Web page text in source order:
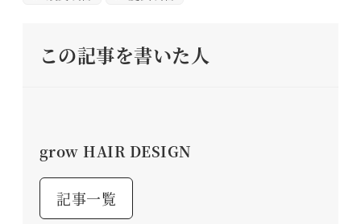
この記事を書いた人
grow HAIR DESIGN
記事一覧